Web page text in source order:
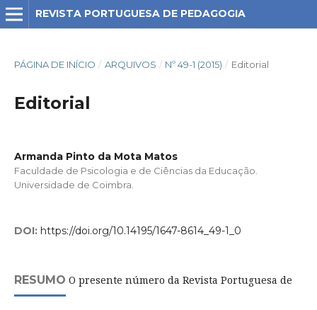
REVISTA PORTUGUESA DE PEDAGOGIA
PÁGINA DE INÍCIO / ARQUIVOS / Nº 49-1 (2015) / Editorial
Editorial
Armanda Pinto da Mota Matos
Faculdade de Psicologia e de Ciências da Educação.
Universidade de Coimbra.
DOI: https://doi.org/10.14195/1647-8614_49-1_0
RESUMO O presente número da Revista Portuguesa de